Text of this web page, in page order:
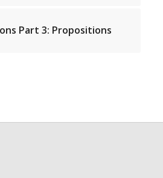
Part 3: Propositions